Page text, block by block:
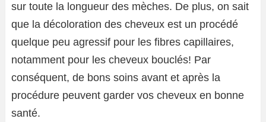
sur toute la longueur des mèches. De plus, on sait
que la décoloration des cheveux est un procédé
quelque peu agressif pour les fibres capillaires,
notamment pour les cheveux bouclés! Par
conséquent, de bons soins avant et après la
procédure peuvent garder vos cheveux en bonne
santé.